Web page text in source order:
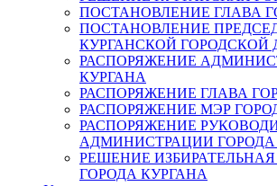
ПОСТАНОВЛЕНИЕ ГЛАВА
ПОСТАНОВЛЕНИЕ
КУРГАНСКОЙ ГОРОДСКОЙ
РАСПОРЯЖЕНИЕ
КУРГАНА
РАСПОРЯЖЕНИЕ ГЛАВА
РАСПОРЯЖЕНИЕ МЭР
РАСПОРЯЖЕНИЕ
АДМИНИСТРАЦИИ ГОРОДА
РЕШЕНИЕ
ГОРОДА КУРГАНА